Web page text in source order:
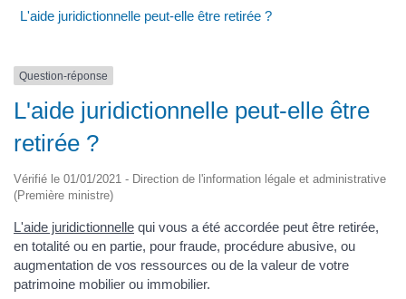
L'aide juridictionnelle peut-elle être retirée ?
Question-réponse
L'aide juridictionnelle peut-elle être
retirée ?
Vérifié le 01/01/2021 - Direction de l'information légale et administrative
(Première ministre)
L'aide juridictionnelle qui vous a été accordée peut être retirée,
en totalité ou en partie, pour fraude, procédure abusive, ou
augmentation de vos ressources ou de la valeur de votre
patrimoine mobilier ou immobilier.